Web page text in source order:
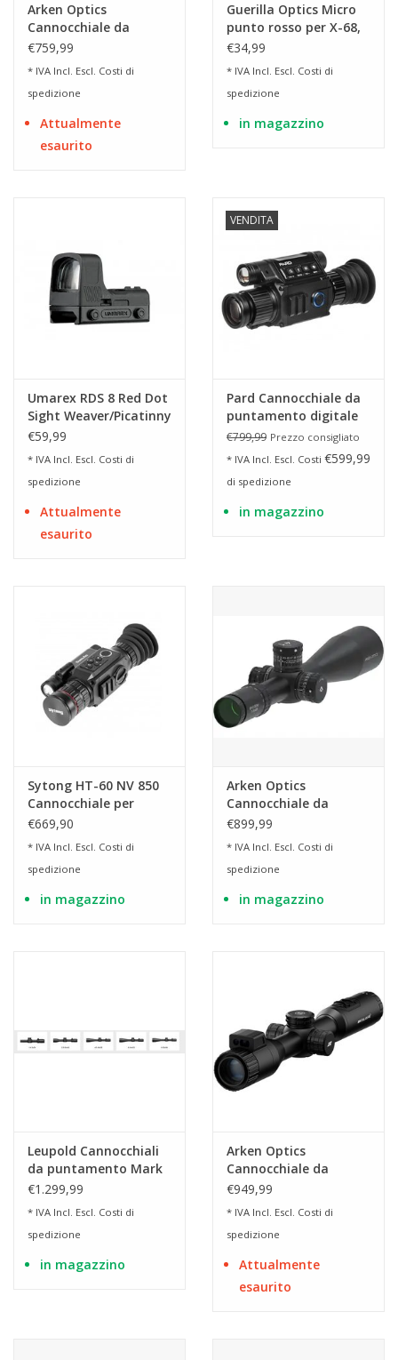
Arken Optics
Cannocchiale da
puntamento DNT
notturna.
€759,99
* IVA Incl. Escl. Costi di
spedizione
Attualmente
esaurito
Guerilla Optics Micro
punto rosso per X-68,
HDS e HDX 68
€34,99
* IVA Incl. Escl. Costi di
spedizione
in magazzino
Umarex RDS 8 Red Dot
Sight Weaver/Picatinny
€59,99
* IVA Incl. Escl. Costi di
spedizione
Attualmente
esaurito
VENDITA
Pard Cannocchiale da
puntamento digitale
per visione notturna
€799,99 Prezzo consigliato
€599,99
* IVA Incl. Escl. Costi
di spedizione
in magazzino
Sytong HT-60 NV 850
Cannocchiale per
visione notturna
€669,90
* IVA Incl. Escl. Costi di
spedizione
in magazzino
Arken Optics
Cannocchiale da
puntamento EP5 Gen 2
€899,99
* IVA Incl. Escl. Costi di
spedizione
in magazzino
Leupold Cannocchiali
da puntamento Mark
4HD
€1.299,99
* IVA Incl. Escl. Costi di
spedizione
in magazzino
Arken Optics
Cannocchiale da
puntamento DNT
visione diurna e
notturna.
€949,99
* IVA Incl. Escl. Costi di
spedizione
Attualmente
esaurito